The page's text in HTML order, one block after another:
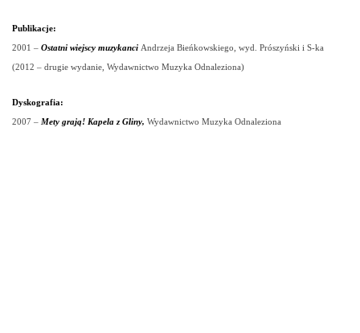
Publikacje:
2001 – Ostatni wiejscy muzykanci Andrzeja Bieńkowskiego, wyd. Prószyński i S-ka
(2012 – drugie wydanie, Wydawnictwo Muzyka Odnaleziona)
Dyskografia:
2007 – Mety grają! Kapela z Gliny, Wydawnictwo Muzyka Odnaleziona